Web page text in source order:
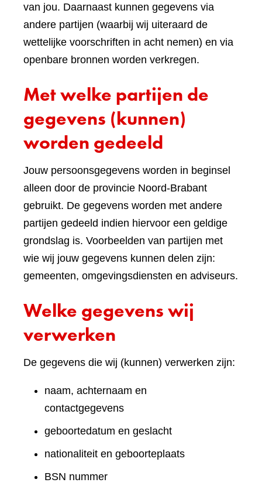
van jou. Daarnaast kunnen gegevens via
andere partijen (waarbij wij uiteraard de
wettelijke voorschriften in acht nemen) en via
openbare bronnen worden verkregen.
Met welke partijen de
gegevens (kunnen)
worden gedeeld
Jouw persoonsgegevens worden in beginsel
alleen door de provincie Noord-Brabant
gebruikt. De gegevens worden met andere
partijen gedeeld indien hiervoor een geldige
grondslag is. Voorbeelden van partijen met
wie wij jouw gegevens kunnen delen zijn:
gemeenten, omgevingsdiensten en adviseurs.
Welke gegevens wij
verwerken
De gegevens die wij (kunnen) verwerken zijn:
naam, achternaam en
contactgegevens
geboortedatum en geslacht
nationaliteit en geboorteplaats
BSN nummer